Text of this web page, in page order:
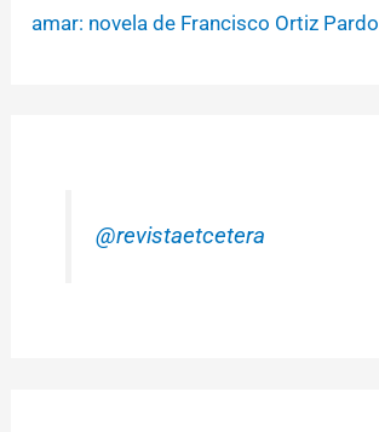
amar: novela de Francisco Ortiz Pardo
@revistaetcetera